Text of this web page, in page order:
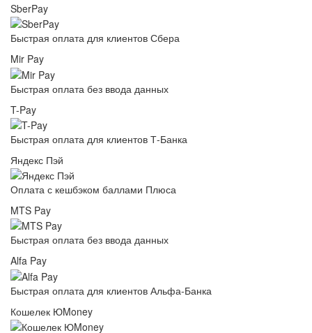
SberPay
Быстрая оплата для клиентов Сбера
Mir Pay
Быстрая оплата без ввода данных
T-Pay
Быстрая оплата для клиентов Т-Банка
Яндекс Пэй
Оплата с кешбэком баллами Плюса
MTS Pay
Быстрая оплата без ввода данных
Alfa Pay
Быстрая оплата для клиентов Альфа-Банка
Кошелек ЮMoney